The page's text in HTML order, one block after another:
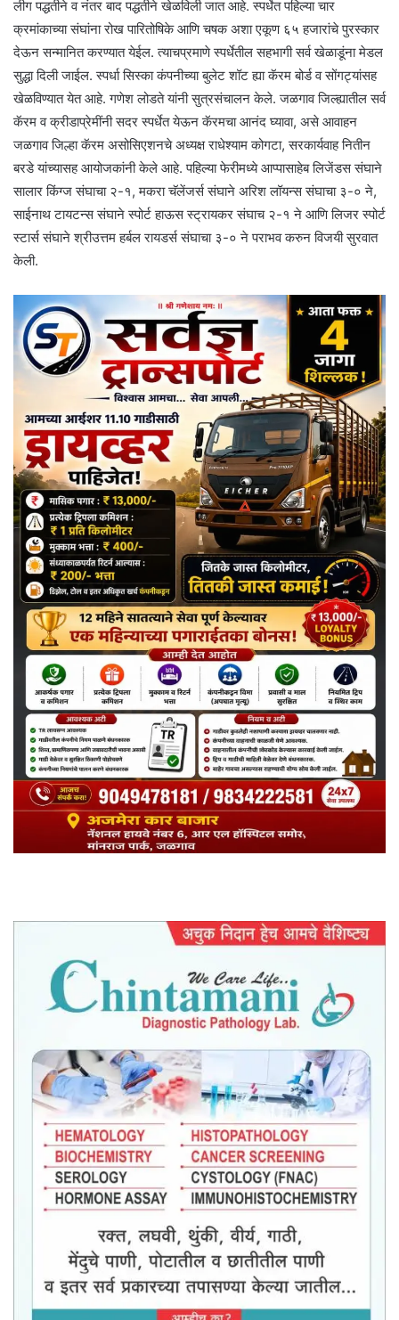
लीग पद्धतीने व नंतर बाद पद्धतीने खेळविली जात आहे. स्पर्धेत पहिल्या चार
क्रमांकाच्या संघांना रोख पारितोषिके आणि चषक अशा एकूण ६५ हजारांचे पुरस्कार
देऊन सन्मानित करण्यात येईल. त्याचप्रमाणे स्पर्धेतील सहभागी सर्व खेळाडूंना मेडल
सुद्धा दिली जाईल. स्पर्धा सिस्का कंपनीच्या बुलेट शॉट ह्या कॅरम बोर्ड व सोंगट्यांसह
खेळविण्यात येत आहे. गणेश लोडते यांनी सुत्रसंचालन केले. जळगाव जिल्ह्यातील सर्व
कॅरम व क्रीडाप्रेमींनी सदर स्पर्धेत येऊन कॅरमचा आनंद घ्यावा, असे आवाहन
जळगाव जिल्हा कॅरम असोसिएशनचे अध्यक्ष राधेश्याम कोगटा, सरकार्यवाह नितीन
बरडे यांच्यासह आयोजकांनी केले आहे. पहिल्या फेरीमध्ये आप्पासाहेब लिजेंडस संघाने
सालार किंग्ज संघाचा २-१, मकरा चॅलेंजर्स संघाने अरिश लॉयन्स संघाचा ३-० ने,
साईनाथ टायटन्स संघाने स्पोर्ट हाऊस स्ट्रायकर संघाच २-१ ने आणि लिजर स्पोर्ट
स्टार्स संघाने श्रीउत्तम हर्बल रायडर्स संघाचा ३-० ने पराभव करुन विजयी सुरवात
केली.